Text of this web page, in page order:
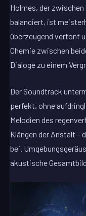
Holmes, der
balanciert, ist
überzeugend vertont
Chemie zwischen
Dialoge zu einem
Der Soundtrack
perfekt, ohne
Melodien des
Klängen der Anstalt –
bei.
akustische Gesamtbild